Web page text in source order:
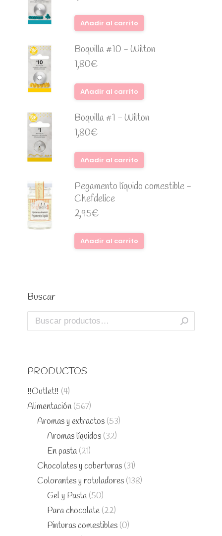
Añadir al carrito
Boquilla #10 - Wilton
1,80€
Añadir al carrito
Boquilla #1 - Wilton
1,80€
Añadir al carrito
Pegamento líquido comestible -
Chefdelice
2,95€
Añadir al carrito
Buscar
PRODUCTOS
‼️Outlet‼️ (4)
Alimentación (567)
Aromas y extractos (53)
Aromas líquidos (32)
En pasta (21)
Chocolates y coberturas (31)
Colorantes y rotuladores (138)
Gel y Pasta (50)
Para chocolate (22)
Pinturas comestibles (0)